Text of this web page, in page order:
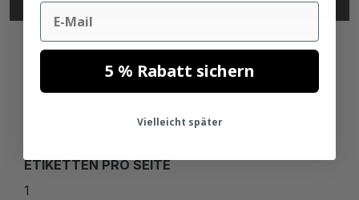
MARKE
ETIKETTEN PRO SEITE
1
Email
5 % Rabatt sichern
Vielleicht später